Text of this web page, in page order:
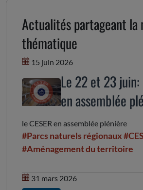
Actualités partageant la
thématique
15 juin 2026
Le 22 et 23 juin:
en assemblée
le CESER en assemblée plénière
#Parcs naturels régionaux
#Aménagement du territoire
31 mars 2026